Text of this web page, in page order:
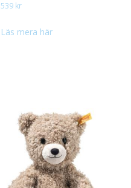
539 kr
Läs mera här